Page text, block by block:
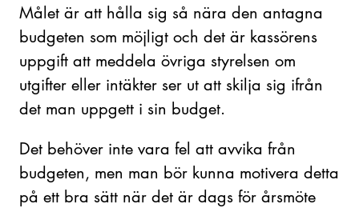
Målet är att hålla sig så nära den antagna
budgeten som möjligt och det är kassörens
uppgift att meddela övriga styrelsen om
utgifter eller intäkter ser ut att skilja sig ifrån
det man uppgett i sin budget.
Det behöver inte vara fel att avvika från
budgeten, men man bör kunna motivera detta
på ett bra sätt när det är dags för årsmöte